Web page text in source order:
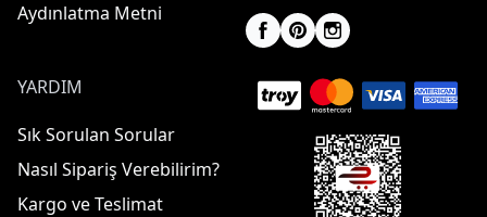
Aydınlatma Metni
YARDIM
Sık Sorulan Sorular
Nasıl Sipariş Verebilirim?
Kargo ve Teslimat